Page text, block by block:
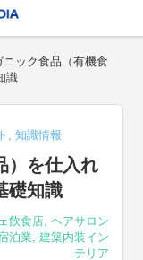
ニック食品（有機食
識
,知識情報
）を仕入れ
礎知識
飲食店, ヘアサロン
泊業, 建築内装イン
テリア